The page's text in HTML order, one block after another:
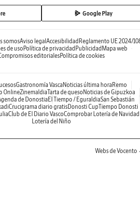
Google Play
somosAviso legal Accesibilidad Reglamento UE 2024/
de usoPolítica de privacidad Publicidad Mapa web
editorialesPolítica de cookies
Gastronomía Vasca Noticias última hora Remo
OnlineZinemaldiaTarta de queso Noticias de Gipuzkoa
de Donostia El Tiempo / EguraldiaSan Sebastián
Crucigrama diario gratisDonosti CupTiempo Donosti
Club de El Diario VascoComprobar Lotería de Navidad
Lotería del Niño
Webs de Vocento